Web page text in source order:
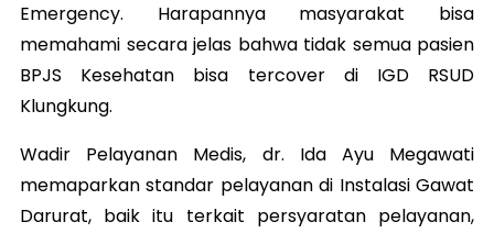
Emergency. Harapannya masyarakat bisa
memahami secara jelas bahwa tidak semua pasien
BPJS Kesehatan bisa tercover di IGD RSUD
Klungkung.
Wadir Pelayanan Medis, dr. Ida Ayu Megawati
memaparkan standar pelayanan di Instalasi Gawat
Darurat, baik itu terkait persyaratan pelayanan,